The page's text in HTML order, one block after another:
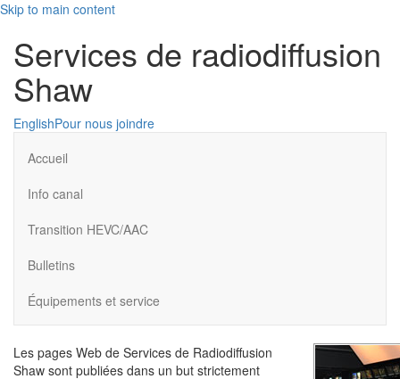
Skip to main content
Services de radiodiffusion
Shaw
EnglishPour nous joindre
Accueil
Info canal
Transition HEVC/AAC
Bulletins
Équipements et service
Les pages Web de Services de Radiodiffusion
Shaw sont publiées dans un but strictement